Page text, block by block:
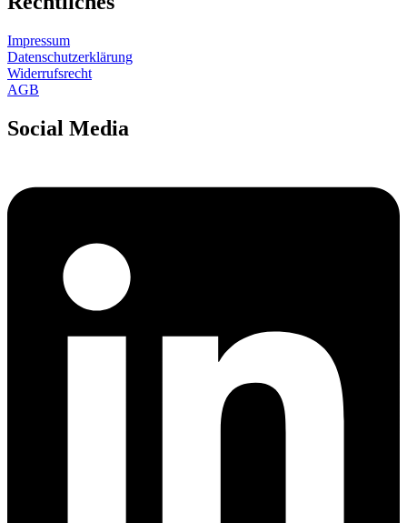
Impressum
Datenschutzerklärung
Widerrufsrecht
AGB
Social Media